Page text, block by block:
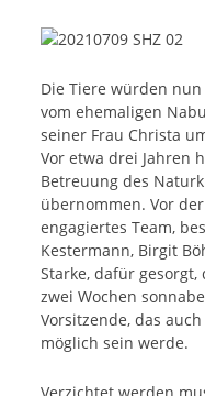
Die Tiere würden
vom ehemaligen
seiner Frau Christa
Vor etwa drei Jahren
Betreuung des
übernommen. Vor
engagiertes Team,
Kestermann, Birgit
Starke, dafür
zwei Wochen
Vorsitzende, das
möglich sein werde.